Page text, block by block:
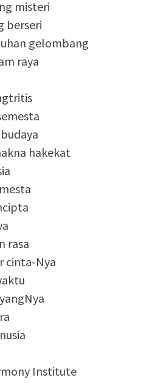
misteri
berseri
gelombang
raya
hakekat
rasa
cinta-Nya
Institute